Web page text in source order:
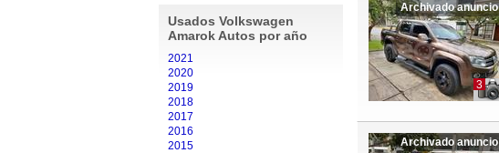
Usados Volkswagen
Amarok Autos por año
2021
2020
2019
2018
2017
2016
2015
Archivado anuncio
3
Archivado anuncio